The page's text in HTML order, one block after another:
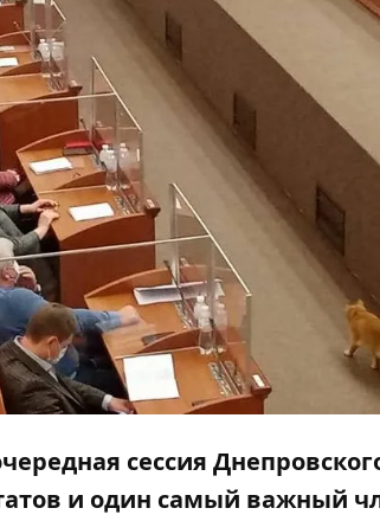
сессия
и один самый важный